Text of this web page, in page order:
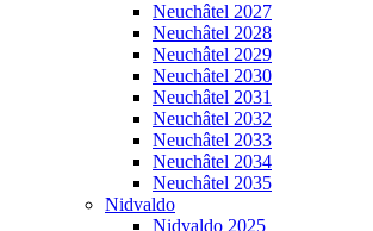
Neuchâtel 2027
Neuchâtel 2028
Neuchâtel 2029
Neuchâtel 2030
Neuchâtel 2031
Neuchâtel 2032
Neuchâtel 2033
Neuchâtel 2034
Neuchâtel 2035
Nidvaldo
Nidvaldo 2025